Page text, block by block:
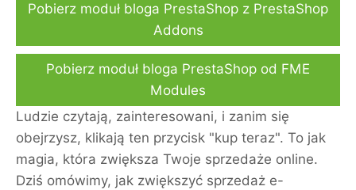
Pobierz moduł bloga PrestaShop z PrestaShop
Addons
Pobierz moduł bloga PrestaShop od FME
Modules
Ludzie czytają, zainteresowani, i zanim się
obejrzysz, klikają ten przycisk "kup teraz". To jak
magia, która zwiększa Twoje sprzedaże online.
Dziś omówimy, jak zwiększyć sprzedaż e-